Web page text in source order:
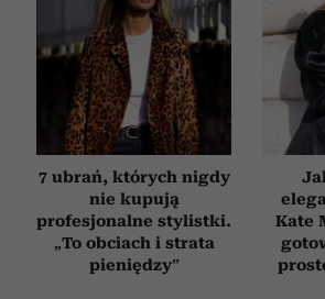
7 ubrań, których nigdy
nie kupują
profesjonalne stylistki.
„To obciach i strata
pieniędzy”
Kate